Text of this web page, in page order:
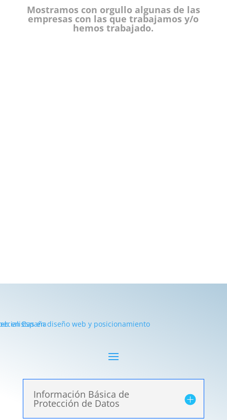
Mostramos con orgullo algunas de las
empresas con las que trabajamos y/o
hemos trabajado.
Información Básica de
Protección de Datos